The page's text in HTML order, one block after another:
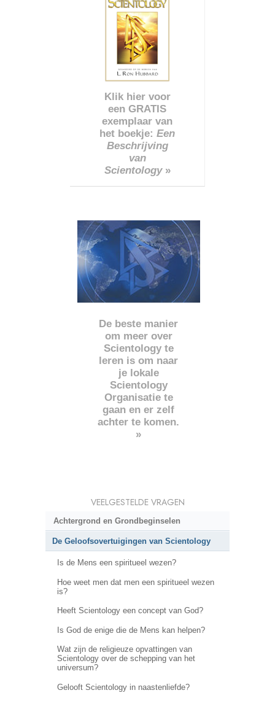
Klik hier voor
een GRATIS
exemplaar van
het boekje: Een
Beschrijving
van
Scientology»
De beste manier
om meer over
Scientology te
leren is om naar
je lokale
Scientology
Organisatie te
gaan en er zelf
achter te komen.
»
VEELGESTELDE VRAGEN
Achtergrond en Grondbeginselen
De Geloofsovertuigingen van Scientology
Is de Mens een spiritueel wezen?
Hoe weet men dat men een spiritueel wezen
is?
Heeft Scientology een concept van God?
Is God de enige die de Mens kan helpen?
Wat zijn de religieuze opvattingen van
Scientology over de schepping van het
universum?
Gelooft Scientology in naastenliefde?